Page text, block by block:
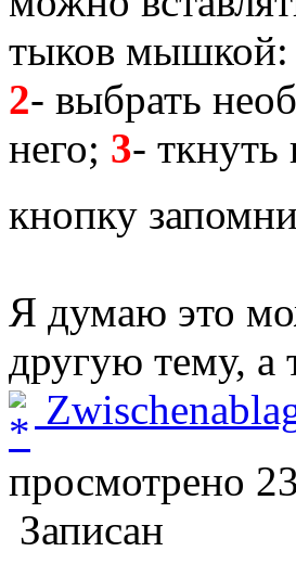
тыков мышкой:
2- выбрать
него; 3- ткнуть
кнопку
Я думаю это
другую тему,
просмотрено
Записан